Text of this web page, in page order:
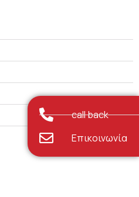
call back
Επικοινωνία